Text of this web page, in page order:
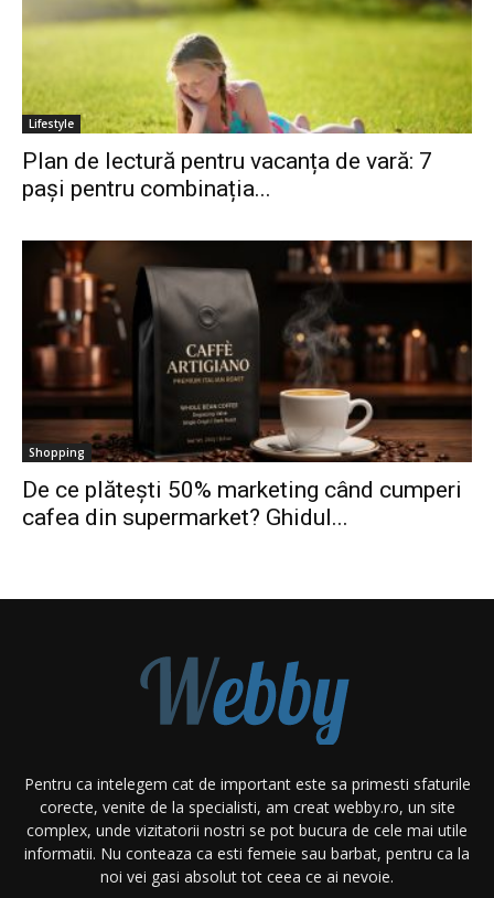
Lifestyle
Plan de lectură pentru vacanța de vară: 7
pași pentru combinația...
Shopping
De ce plătești 50% marketing când cumperi
cafea din supermarket? Ghidul...
Pentru ca intelegem cat de important este sa primesti sfaturile
corecte, venite de la specialisti, am creat webby.ro, un site
complex, unde vizitatorii nostri se pot bucura de cele mai utile
informatii. Nu conteaza ca esti femeie sau barbat, pentru ca la
noi vei gasi absolut tot ceea ce ai nevoie.